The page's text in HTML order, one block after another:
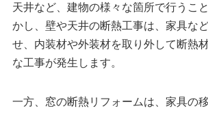
天井など、建物の様々な箇所で行うこ
かし、壁や天井の断熱工事は、家具な
せ、内装材や外装材を取り外して断熱
な工事が発生します。
一方、窓の断熱リフォームは、家具の